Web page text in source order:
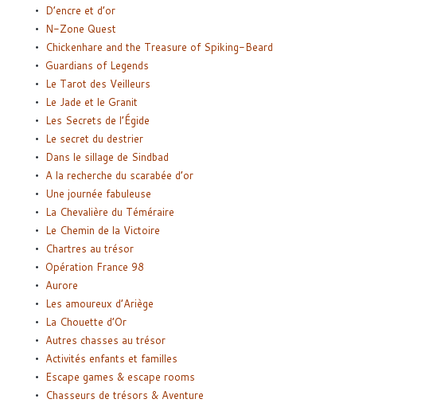
D’encre et d’or
N-Zone Quest
Chickenhare and the Treasure of Spiking-Beard
Guardians of Legends
Le Tarot des Veilleurs
Le Jade et le Granit
Les Secrets de l’Égide
Le secret du destrier
Dans le sillage de Sindbad
A la recherche du scarabée d’or
Une journée fabuleuse
La Chevalière du Téméraire
Le Chemin de la Victoire
Chartres au trésor
Opération France 98
Aurore
Les amoureux d’Ariège
La Chouette d’Or
Autres chasses au trésor
Activités enfants et familles
Escape games & escape rooms
Chasseurs de trésors & Aventure